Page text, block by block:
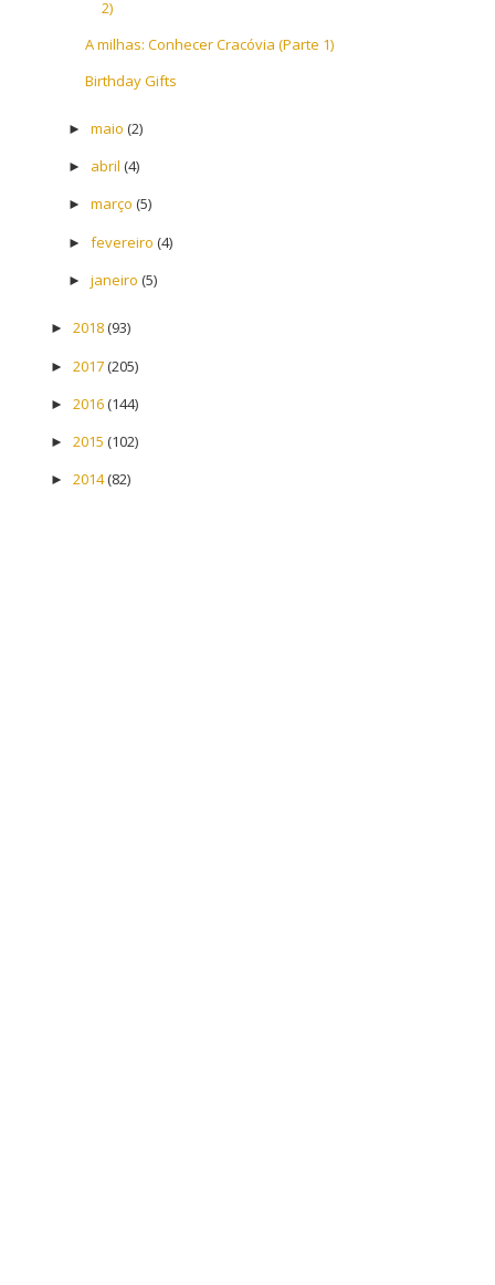
2)
A milhas: Conhecer Cracóvia (Parte 1)
Birthday Gifts
► maio (2)
► abril (4)
► março (5)
► fevereiro (4)
► janeiro (5)
► 2018(93)
► 2017(205)
► 2016(144)
► 2015 (102)
► 2014(82)